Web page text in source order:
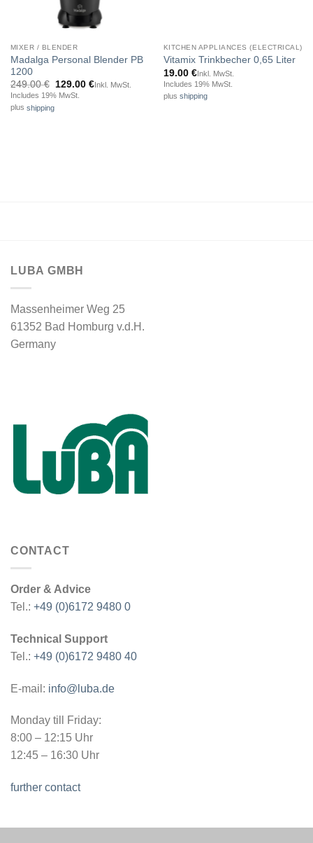
MIXER / BLENDER
Madalga Personal Blender PB
1200
249.00€
Original
price
249.00 €.
129.00 €Current
Inkl. MwSt.
Includes 19% MwSt.
plus shipping
KITCHEN APPLIANCES (ELECTRICAL)
Vitamix Trinkbecher 0,65 Liter
19.00 €Inkl. MwSt.
Includes 19% MwSt.
plus shipping
LUBA GMBH
Massenheimer Weg 25
61352 Bad Homburg v.d.H.
Germany
CONTACT
Order & Advice
Tel.: +49 (0)6172 9480 0
Technical Support
Tel.: +49 (0)6172 9480 40
E-mail: info@luba.de
Monday till Friday:
8:00 – 12:15 Uhr
12:45 – 16:30 Uhr
further contact